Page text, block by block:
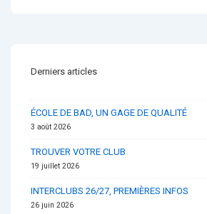
Derniers articles
ÉCOLE DE BAD, UN GAGE DE QUALITÉ
3 août 2026
TROUVER VOTRE CLUB
19 juillet 2026
INTERCLUBS 26/27, PREMIÈRES INFOS
26 juin 2026